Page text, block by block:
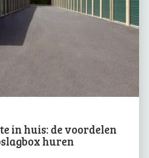
in huis: de voordelen
huren